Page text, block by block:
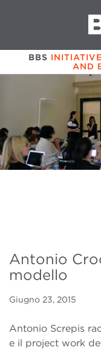
BBS
AND
Antonio
modello
Giugno 23, 2015
Antonio Screpis
e il project work